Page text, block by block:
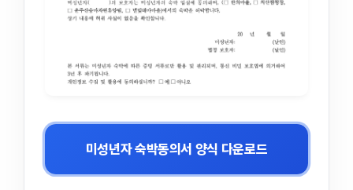
미성년자 숙박동의서 양식 다운로드